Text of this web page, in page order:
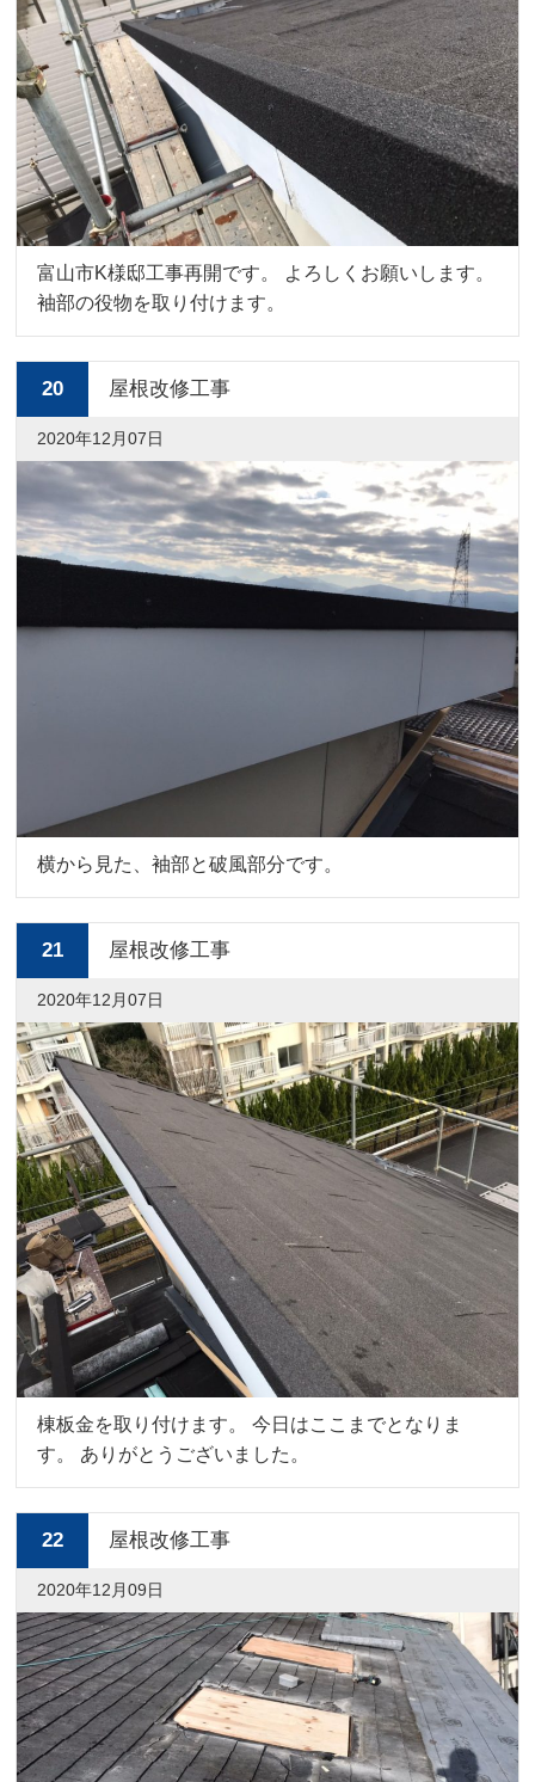
富山市K様邸工事再開です。 よろしくお願いします。
袖部の役物を取り付けます。
20 屋根改修工事
2020年12月07日
横から見た、袖部と破風部分です。
21 屋根改修工事
2020年12月07日
棟板金を取り付けます。 今日はここまでとなりま
す。 ありがとうございました。
22 屋根改修工事
2020年12月09日